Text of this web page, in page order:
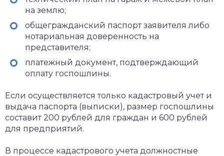
на землю;
общегражданский паспорт заявителя либо
нотариальная доверенность на
представителя;
платежный документ, подтверждающий
оплату госпошлины.
Если осуществляется только кадастровый учет и
выдача паспорта (выписки), размер госпошлины
составит 200 рублей для граждан и 600 рублей
для предприятий.
В процессе кадастрового учета должностные